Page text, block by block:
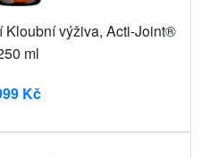
Kloubní výživa, Acti-Joint®
ml
Kč